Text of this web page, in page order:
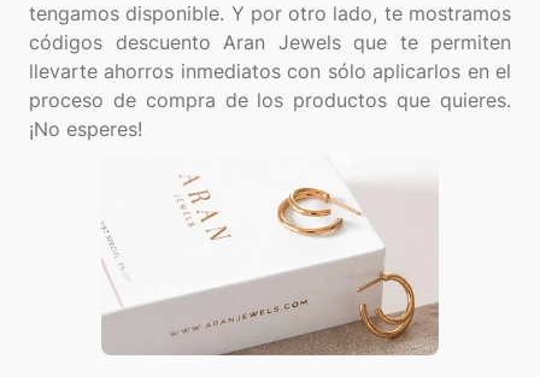
tengamos disponible. Y por otro lado, te mostramos
códigos descuento Aran Jewels que te permiten
llevarte ahorros inmediatos con sólo aplicarlos en el
proceso de compra de los productos que quieres.